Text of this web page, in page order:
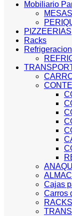
Mobiliario
PIZZEERIAS
Racks
Refrigeracion
Cajas
Carros